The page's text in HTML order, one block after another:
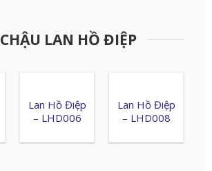
CHẬU LAN HỒ ĐIỆP
Lan Hồ Điệp
– LHD006
Lan Hồ Điệp
– LHD008